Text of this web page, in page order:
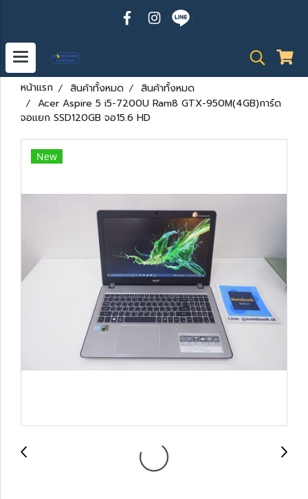
หน้าแรก สินค้าทั้งหมด
สินค้าทั้งหมด
Acer Aspire 5 i5-7200U Ram8 GTX-950M(4GB)การ์ด
จอแยก SSD120GB จอ15.6 HD
New